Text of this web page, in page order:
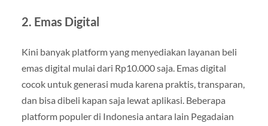
2. Emas Digital
Kini banyak platform yang menyediakan layanan beli
emas digital mulai dari Rp10.000 saja. Emas digital
cocok untuk generasi muda karena praktis, transparan,
dan bisa dibeli kapan saja lewat aplikasi. Beberapa
platform populer di Indonesia antara lain Pegadaian